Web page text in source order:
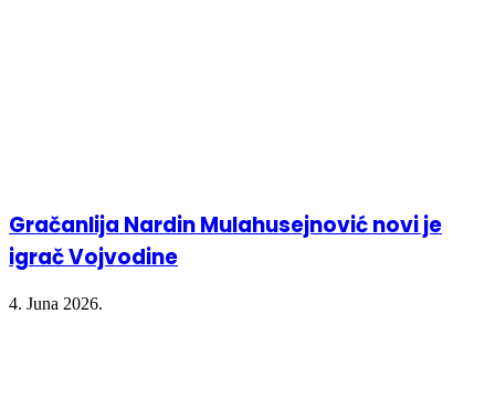
Gračanlija Nardin Mulahusejnović novi je
igrač Vojvodine
4. Juna 2026.